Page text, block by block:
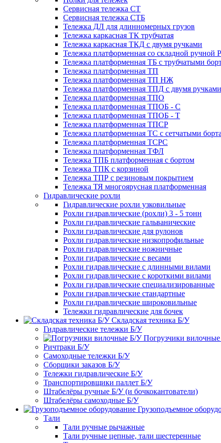
Сервисная тележка СТ
Сервисная тележка СТБ
Тележка ДЛ для длинномерных грузов
Тележка каркасная ТК трубчатая
Тележка каркасная ТКД с двумя ручками
Тележка платформенная со складной ручной
Тележка платформенная ТБ с трубчатыми
Тележка платформенная ТП
Тележка платформенная ТП НЖ
Тележка платформенная ТПД с двумя ручками
Тележка платформенная ТПО
Тележка платформенная ТПОБ - С
Тележка платформенная ТПОБ - Т
Тележка платформенная ТПСР
Тележка платформенная ТС с сетчатыми
Тележка платформенная ТСРС
Тележка платформенная ТФЛ
Тележка ТПБ платформенная с бортом
Тележка ТПК с корзиной
Тележка ТПР с резиновым покрытием
Тележка ТЯ многоярусная платформенная
Гидравлические рохли
Гидравлические рохли узковильные
Рохли гидравлические (рохли) 3 - 5 тонн
Рохли гидравлические гальванические
Рохли гидравлические для рулонов
Рохли гидравлические низкопрофильные
Рохли гидравлические ножничные
Рохли гидравлические с весами
Рохли гидравлические с длинными вилами
Рохли гидравлические с короткими вилами
Рохли гидравлические специализированные
Рохли гидравлические стандартные
Рохли гидравлические широковильные
Тележки гидравлические для бочек
Складская техника Б/У
Гидравлические тележки Б/У
Погрузчики
Ричтраки Б/У
Самоходные тележки Б/У
Сборщики заказов Б/У
Тележки гидравлические Б/У
Транспортировщики паллет Б/У
Штабелёры ручные Б/У (и бочкокантователи)
Штабелёры самоходные Б/У
Грузоподъемное
Тали
Тали ручные рычажные
Тали ручные цепные, тали шестеренные